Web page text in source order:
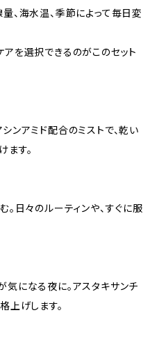
、海水温、季節によって毎日変
を選択できるのがこのセット
ンアミド配合のミストで、乾い
ます。
。日々のルーティンや、すぐに服
になる夜に。アスタキサンチ
上げします。